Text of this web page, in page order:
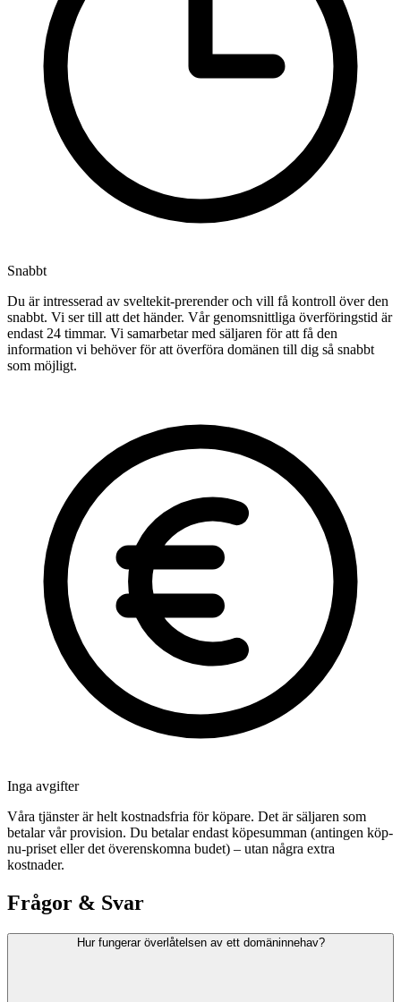
Snabbt
Du är intresserad av sveltekit-prerender och vill få kontroll över den
snabbt. Vi ser till att det händer. Vår genomsnittliga överföringstid är
endast 24 timmar. Vi samarbetar med säljaren för att få den
information vi behöver för att överföra domänen till dig så snabbt
som möjligt.
Inga avgifter
Våra tjänster är helt kostnadsfria för köpare. Det är säljaren som
betalar vår provision. Du betalar endast köpesumman (antingen köp-
nu-priset eller det överenskomna budet) – utan några extra
kostnader.
Frågor & Svar
Hur fungerar överlåtelsen av ett domäninnehav?